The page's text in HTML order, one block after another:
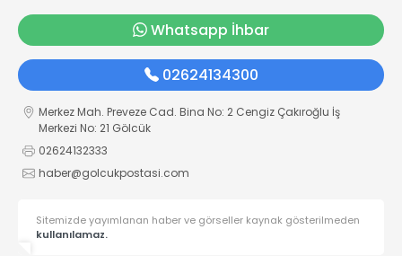
Whatsapp İhbar
02624134300
Merkez Mah. Preveze Cad. Bina No: 2 Cengiz Çakıroğlu İş
Merkezi No: 21 Gölcük
02624132333
haber@golcukpostasi.com
Sitemizde yayımlanan haber ve görseller kaynak gösterilmeden
kullanılamaz.